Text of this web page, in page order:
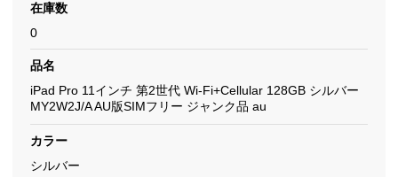
在庫数
0
品名
iPad Pro 11インチ 第2世代 Wi-Fi+Cellular 128GB シルバー
MY2W2J/A AU版SIMフリー ジャンク品 au
カラー
シルバー